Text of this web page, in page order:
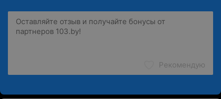
Рекомендую